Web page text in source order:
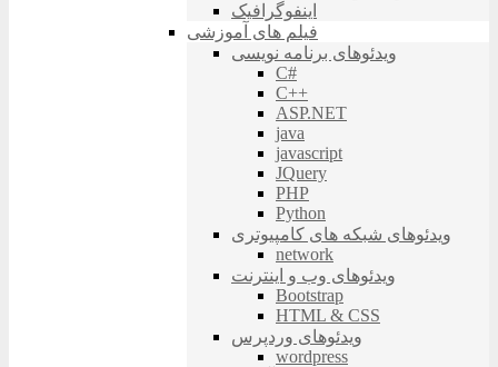
اینفوگرافیک
فیلم های آموزشی
ویدئوهای برنامه نویسی
C#
C++
ASP.NET
java
javascript
JQuery
PHP
Python
ویدئوهای شبکه های کامپیوتری
network
ویدئوهای وب و اینترنت
Bootstrap
HTML & CSS
ویدئوهای وردپرس
wordpress